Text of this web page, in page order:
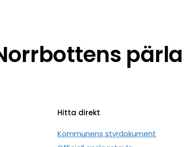
pärla
Hitta direkt
Kommunens styrdokument